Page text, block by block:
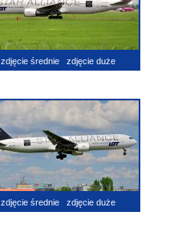
zdjęcie średnie zdjęcie duże
zdjęcie średnie zdjęcie duże